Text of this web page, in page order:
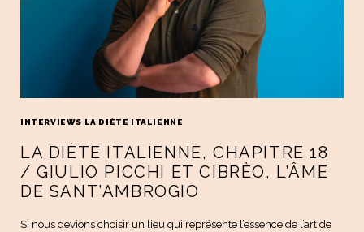
INTERVIEWS LA DIÈTE ITALIENNE
LA DIÈTE ITALIENNE, CHAPITRE 18
/ GIULIO PICCHI ET CIBRÈO, L’ÂME
DE SANT’AMBROGIO
Si nous devions choisir un lieu qui représente l’essence de l’art de